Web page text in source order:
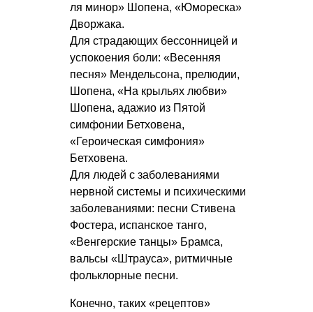
ля минор» Шопена, «Юмореска»
Дворжака.
Для страдающих бессонницей и
успокоения боли: «Весенняя
песня» Мендельсона, прелюдии,
Шопена, «На крыльях любви»
Шопена, адажио из Пятой
симфонии Бетховена,
«Героическая симфония»
Бетховена.
Для людей с заболеваниями
нервной системы и психическими
заболеваниями: песни Стивена
Фостера, испанское танго,
«Венгерские танцы» Брамса,
вальсы «Штрауса», ритмичные
фольклорные песни.
Конечно, таких «рецептов»